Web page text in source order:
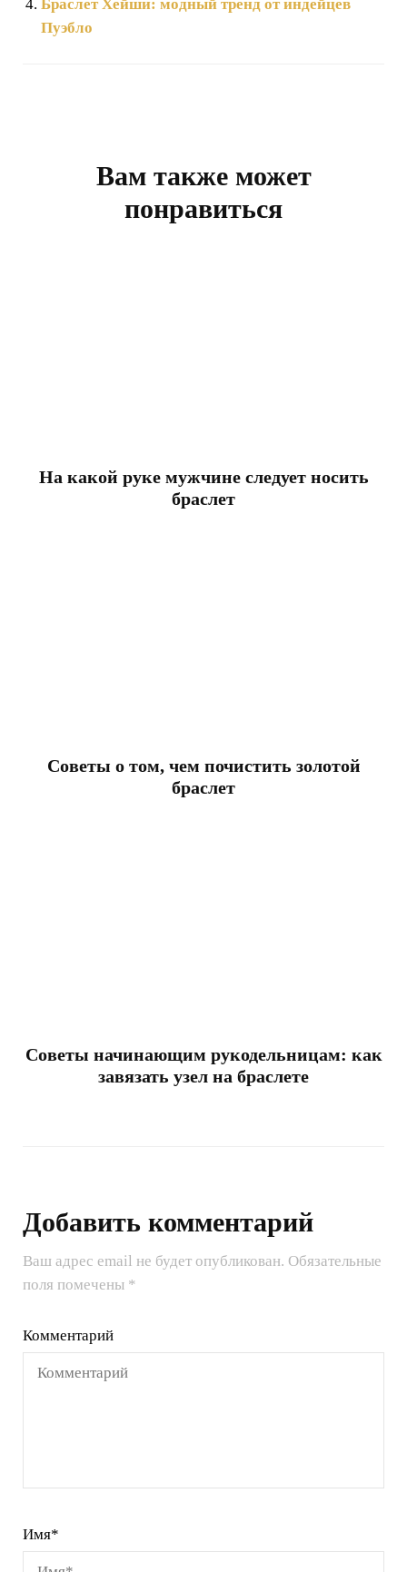
Браслет Хейши: модный тренд от индейцев
Пуэбло
Вам также может
понравиться
На какой руке мужчине следует носить
браслет
Советы о том, чем почистить золотой
браслет
Советы начинающим рукодельницам: как
завязать узел на браслете
Добавить комментарий
Ваш адрес email не будет опубликован. Обязательные
поля помечены *
Комментарий
Имя*